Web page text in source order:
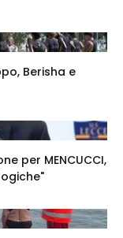
Berisha e
per MENCUCCI,